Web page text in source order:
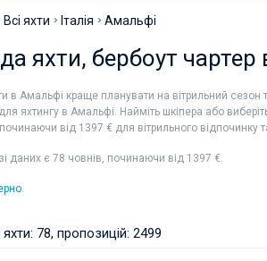
Греція
Туреччина
Франція
Сейшели
Британські Віргінські
острови
Дубровник
Біоград
Корфу
Всі яхти Італія Амальфі
яхти, бербоут чартер
в Амальфі краще планувати на вітрильний сезон
яхтингу в Амальфі. Найміть шкіпера або
від 1397 € для вітрильного відпочинку
даних є 78 човнів, починаючи від 1397 €.
.
78, пропозицій: 2499